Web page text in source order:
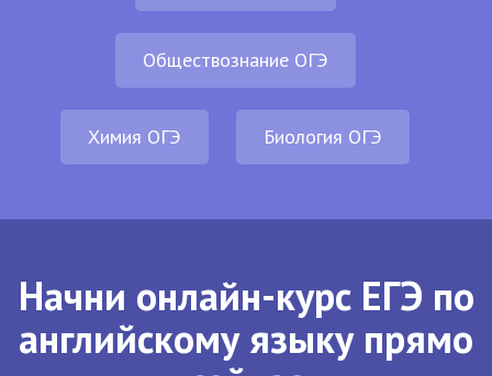
Обществознание ОГЭ
Химия ОГЭ Биология ОГЭ
Начни онлайн-курс ЕГЭ по
английскому языку прямо